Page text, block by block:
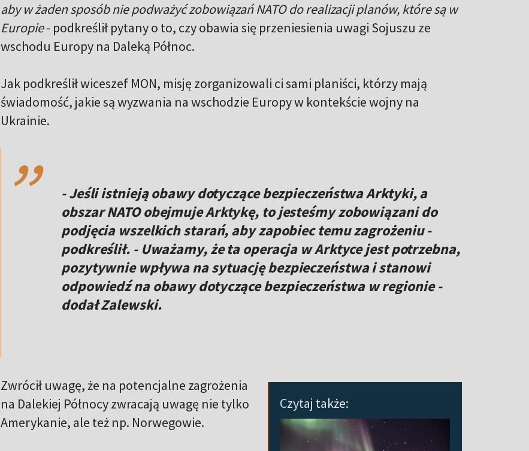
aby w żaden sposób nie podważyć zobowiązań NATO do realizacji planów, które są w
Europie- podkreślił pytany o to, czy obawia się przeniesienia uwagi Sojuszu ze
wschodu Europy na Daleką Północ.
Jak podkreślił wiceszef MON, misję zorganizowali ci sami planiści, którzy mają
świadomość, jakie są wyzwania na wschodzie Europy w kontekście wojny na
Ukrainie.
,,
- Jeśli istnieją obawy dotyczące bezpieczeństwa Arktyki, a
obszar NATO obejmuje Arktykę, to jesteśmy zobowiązani do
podjęcia wszelkich starań, aby zapobiec temu zagrożeniu -
podkreślił. - Uważamy, że ta operacja w Arktyce jest potrzebna,
pozytywnie wpływa na sytuację bezpieczeństwa i stanowi
odpowiedź na obawy dotyczące bezpieczeństwa w regionie -
dodał Zalewski.
Czytaj także:
Zwrócił uwagę, że na potencjalne zagrożenia
na Dalekiej Północy zwracają uwagę nie tylko
Amerykanie, ale też np. Norwegowie.